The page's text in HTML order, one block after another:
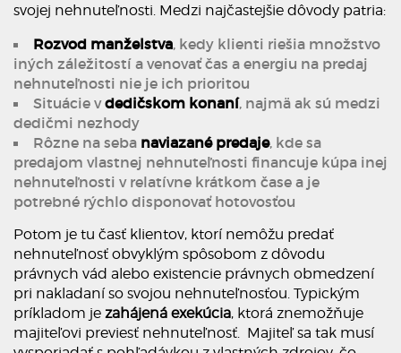
svojej nehnuteľnosti. Medzi najčastejšie dôvody patria:
Rozvod manželstva, kedy klienti riešia množstvo
iných záležitostí a venovať čas a energiu na predaj
nehnuteľnosti nie je ich prioritou
Situácie vdedičskom konaní, najmä ak sú medzi
dedičmi nezhody
Rôzne na seba naviazané predaje, kde sa
predajom vlastnej nehnuteľnosti financuje kúpa inej
nehnuteľnosti v relatívne krátkom čase a je
potrebné rýchlo disponovať hotovosťou
Potom je tu časť klientov, ktorí nemôžu predať
nehnuteľnosť obvyklým spôsobom z dôvodu
právnych vád alebo existencie právnych obmedzení
pri nakladaní so svojou nehnuteľnosťou. Typickým
príkladom je zahájená exekúcia, ktorá znemožňuje
majiteľovi previesť nehnuteľnosť. Majiteľ sa tak musí